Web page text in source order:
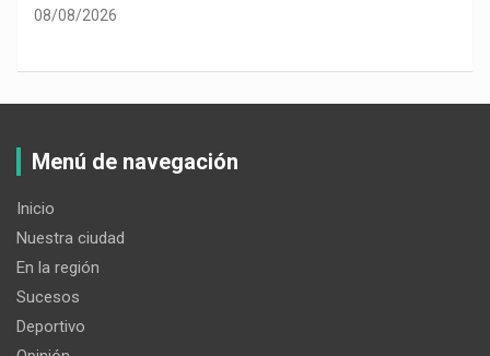
08/08/2026
Menú de navegación
Inicio
Nuestra ciudad
En la región
Sucesos
Deportivo